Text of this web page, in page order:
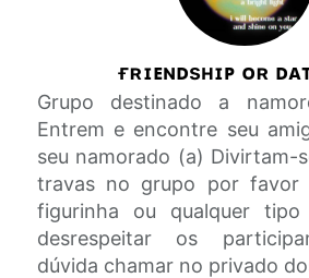
ғʀɪᴇɴᴅsʜɪᴘ ᴏʀ
Grupo destinado a
Entrem e encontre seu
seu namorado (a) Divirtam-
travas no grupo por favor
figurinha ou qualquer
desrespeitar os
dúvida chamar no privado